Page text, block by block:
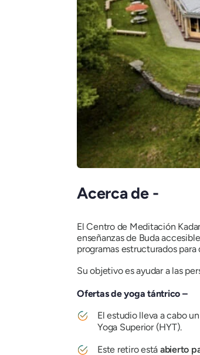
Acerca de -
El Centro de Meditación
enseñanzas de Buda
programas estructurados
Su objetivo es ayudar a las
Ofertas de yoga tántrico –
El estudio lleva a cabo un
Yoga Superior (HYT).
Este retiro está abierto